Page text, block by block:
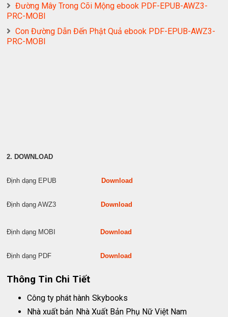
Đường Mây Trong Cõi Mộng ebook PDF-EPUB-AWZ3-
PRC-MOBI
Con Đường Dẫn Đến Phật Quả ebook PDF-EPUB-AWZ3-
PRC-MOBI
2. DOWNLOAD
Định dạng EPUBDownload
Định dạng AWZ3Download
Định dạng MOBIDownload
Định dạng PDFDownload
Thông Tin Chi Tiết
Công ty phát hành Skybooks
Nhà xuất bản Nhà Xuất Bản Phụ Nữ Việt Nam